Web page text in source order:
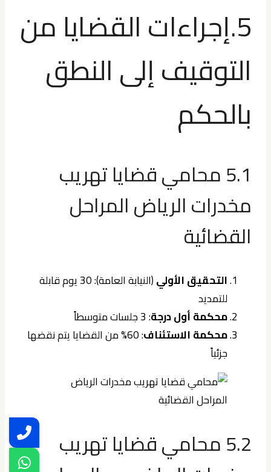
5.إجراءات القضايا من
التوقيف إلى النطق
بالحكم
5.1 محامي قضايا تهريب
مخدرات الرياض المراحل
القضائية
التحقيق الأولي
(النيابة العامة): 30 يوم قابلة
للتمديد
محكمة أول درجة: 3 جلسات متوسطاً
محكمة الاستئناف
: 60% من القضايا يتم نقضها
جزئياً
5.2 محامي قضايا تهريب